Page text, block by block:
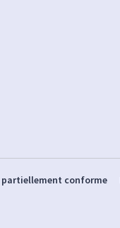
conforme